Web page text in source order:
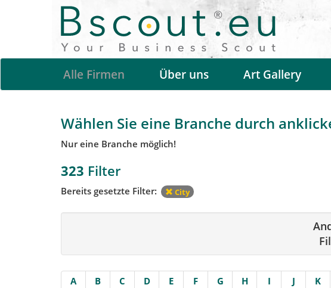
Alle Firmen Über uns Art Gallery
Wählen Sie eine Branche durch
Nur eine Branche möglich!
323 Filter
Bereits gesetzte Filter: City
A B C D E F G H I J K